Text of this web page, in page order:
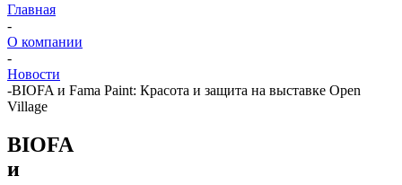
Главная
-
О компании
-
Новости
-BIOFA и Fama Paint: Красота и защита на выставке Open
Village
BIOFA
и